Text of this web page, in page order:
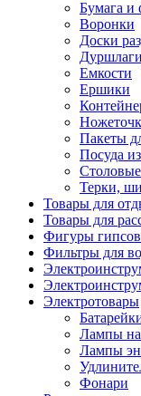
Бумага и
Воронки
Доски
Дуршлаги
Емкости
Ершики
Пакеты
Посуда
Терки,
Товары для
Товары для
Фигуры
Фильтры для
Электротовары
Лампы
Лампы
Фонари